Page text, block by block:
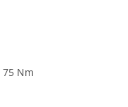
75 Nm